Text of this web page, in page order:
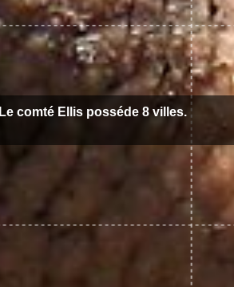
Le comté Ellis posséde 8 villes.